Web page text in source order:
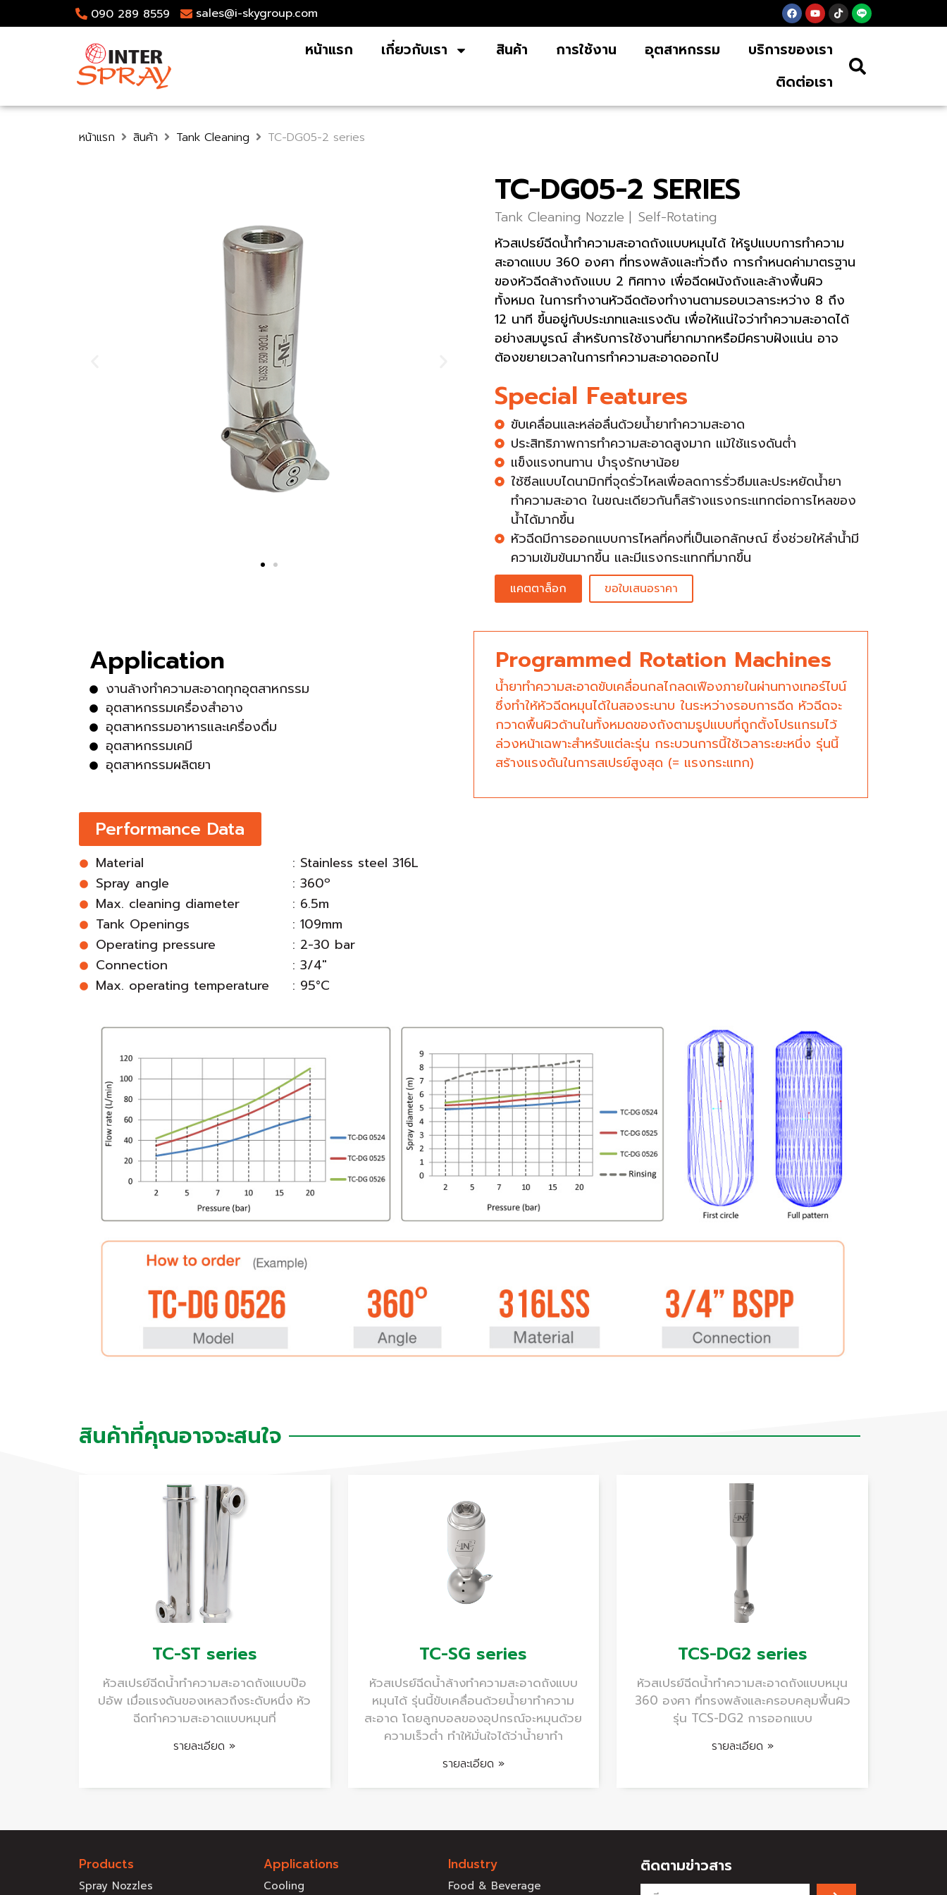
090 289 8559 sales@i-skygroup.com
หน้าแรก เกี่ยวกับเรา สินค้า การใช้งาน อุตสาหกรรม
บริการของเรา
ติดต่อเรา
หน้าแรก สินค้า Tank Cleaning TC-DG05-2 series
TC-DG05-2 SERIES
Tank Cleaning Nozzle | Self-Rotating
หัวสเปรย์ฉีดน้ำทำความสะอาดถังแบบหมุนได้ ให้รูปแบบการทำความ
สะอาดแบบ 360 องศา ที่ทรงพลังและทั่วถึง การกำหนดค่ามาตรฐาน
ของหัวฉีดล้างถังแบบ 2 ทิศทาง เพื่อฉีดผนังถังและล้างพื้นผิว
ทั้งหมด ในการทำงานหัวฉีดต้องทำงานตามรอบเวลาระหว่าง 8 ถึง
12 นาที ขึ้นอยู่กับประเภทและแรงดัน เพื่อให้แน่ใจว่าทำความสะอาดได้
อย่างสมบูรณ์ สำหรับการใช้งานที่ยากมากหรือมีคราบฝังแน่น อาจ
ต้องขยายเวลาในการทำความสะอาดออกไป
Special Features
ขับเคลื่อนและหล่อลื่นด้วยน้ำยาทำความสะอาด
ประสิทธิภาพการทำความสะอาดสูงมาก แม้ใช้แรงดันต่ำ
แข็งแรงทนทาน บำรุงรักษาน้อย
ใช้ซีลแบบไดนามิกที่จุดรั่วไหลเพื่อลดการรั่วซึมและประหยัดน้ำยา
ทำความสะอาด ในขณะเดียวกันก็สร้างแรงกระแทกต่อการไหลของ
น้ำได้มากขึ้น
หัวฉีดมีการออกแบบการไหลที่คงที่เป็นเอกลักษณ์ ซึ่งช่วยให้ลำน้ำมี
ความเข้มข้นมากขึ้น และมีแรงกระแทกที่มากขึ้น
แคตตาล็อก ขอใบเสนอราคา
Application
งานล้างทำความสะอาดทุกอุตสาหกรรม
อุตสาหกรรมเครื่องสำอาง
อุตสาหกรรมอาหารและเครื่องดื่ม
อุตสาหกรรมเคมี
อุตสาหกรรมผลิตยา
Programmed Rotation Machines
น้ำยาทำความสะอาดขับเคลื่อนกลไกลดเฟืองภายในผ่านทางเทอร์ไบน์
ซึ่งทำให้หัวฉีดหมุนได้ในสองระนาบ ในระหว่างรอบการฉีด หัวฉีดจะ
กวาดพื้นผิวด้านในทั้งหมดของถังตามรูปแบบที่ถูกตั้งโปรแกรมไว้
ล่วงหน้าเฉพาะสำหรับแต่ละรุ่น กระบวนการนี้ใช้เวลาระยะหนึ่ง รุ่นนี้
สร้างแรงดันในการสเปรย์สูงสุด (= แรงกระแทก)
Performance Data
Material
: Stainless steel 316L
Spray angle
: 360º
Max. cleaning diameter
: 6.5m
Tank Openings
: 109mm
Operating pressure
: 2-30 bar
Connection
: 3/4"
Max. operating temperature
: 95°C
สินค้าที่คุณอาจจะสนใจ
TC-ST series
หัวสเปรย์ฉีดน้ำทำความสะอาดถังแบบป๊อ
ปอัพ เมื่อแรงดันของเหลวถึงระดับหนึ่ง หัว
ฉีดทำความสะอาดแบบหมุนที่
รายละเอียด »
TC-SG series
หัวสเปรย์ฉีดน้ำล้างทำความสะอาดถังแบบ
หมุนได้ รุ่นนี้ขับเคลื่อนด้วยน้ำยาทำความ
สะอาด โดยลูกบอลของอุปกรณ์จะหมุนด้วย
ความเร็วต่ำ ทำให้มั่นใจได้ว่าน้ำยาทำ
รายละเอียด »
TCS-DG2 series
หัวสเปรย์ฉีดน้ำทำความสะอาดถังแบบหมุน
360 องศา ที่ทรงพลังและครอบคลุมพื้นผิว
รุ่น TCS-DG2 การออกแบบ
รายละเอียด »
Products
Spray Nozzles
Applications
Cooling
Industry
Food & Beverage
ติดตามข่าวสาร